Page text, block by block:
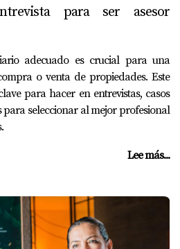
para ser asesor
adecuado es crucial para una
o venta de propiedades. Este
para hacer en entrevistas, casos
para seleccionar al mejor profesional
Lee más...